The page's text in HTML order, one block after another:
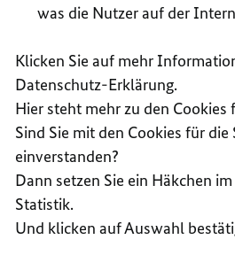
was die Nutzer auf der
Klicken Sie auf mehr
Datenschutz-Erklärung.
Hier steht mehr zu den Cookies
Sind Sie mit den Cookies für die
einverstanden?
Dann setzen Sie ein Häkchen
Statistik.
Und klicken auf Auswahl